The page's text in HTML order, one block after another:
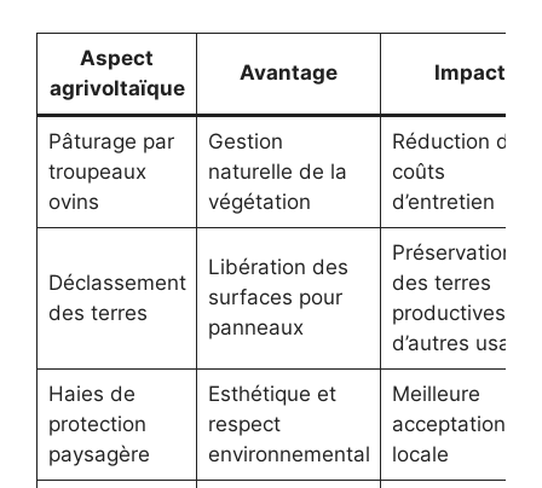
Aspect
agrivoltaïque
Avantage Impact
Pâturage par
troupeaux
ovins
Gestion
naturelle de la
végétation
Réduction des
coûts
d’entretien
Déclassement
des terres
Libération des
surfaces pour
panneaux
Préservation
des terres
productives à
d’autres
Haies de
protection
paysagère
Esthétique et
respect
environnemental
Meilleure
acceptation
locale